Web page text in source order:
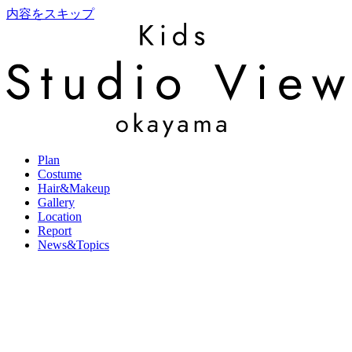
内容をスキップ
Plan
Costume
Hair&Makeup
Gallery
Location
Report
News&Topics